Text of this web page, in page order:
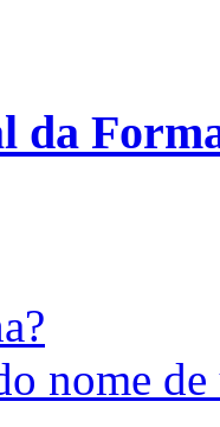
da
nome